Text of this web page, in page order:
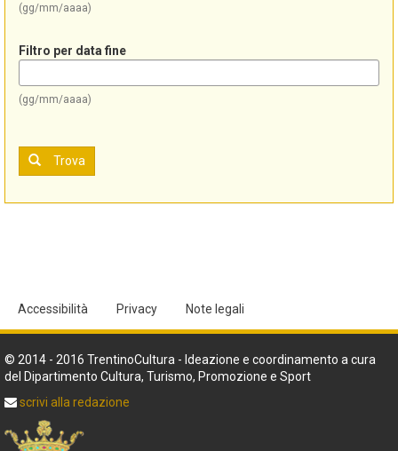
(gg/mm/aaaa)
Filtro per data fine
(gg/mm/aaaa)
Trova
Accessibilità Privacy Note legali
© 2014 - 2016 TrentinoCultura - Ideazione e coordinamento a cura
del Dipartimento Cultura, Turismo, Promozione e Sport
scrivi alla redazione